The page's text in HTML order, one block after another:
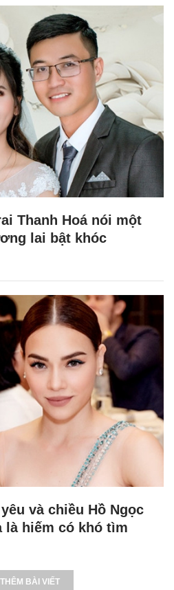
Thanh Hoá nói một
lai bật khóc
và chiều Hồ Ngọc
là hiếm có khó tìm
BÀI VIẾT